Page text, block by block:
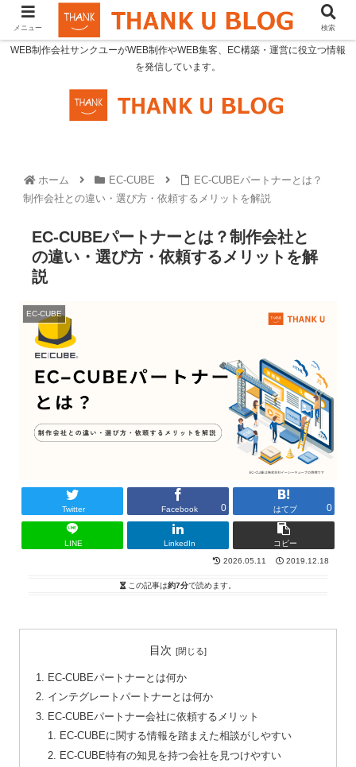
WEB制作会社サンクユーがWEB制作やWEB集客、EC構築・運営に役立つ情報
を発信しています。
ホーム EC-CUBE
EC-CUBEパートナーとは？
制作会社との違い・選び方・依頼するメリットを解説
EC-CUBEパートナーとは？制作会社と
の違い・選び方・依頼するメリットを解
説
EC-CUBE
Twitter Facebook 0 はてブ 0
LINE LinkedIn
コピー
2026.05.11
2019.12.18
この記事は約7分で読めます。
目次
EC-CUBEパートナーとは何か
インテグレートパートナーとは何か
EC-CUBEパートナー会社に依頼するメリット
EC-CUBEに関する情報を踏まえた相談がしやすい
EC-CUBE特有の知見を持つ会社を見つけやすい
メニュー 検索